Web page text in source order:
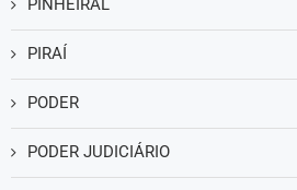
PINHEIRAL
PIRAÍ
PODER
PODER JUDICIÁRIO